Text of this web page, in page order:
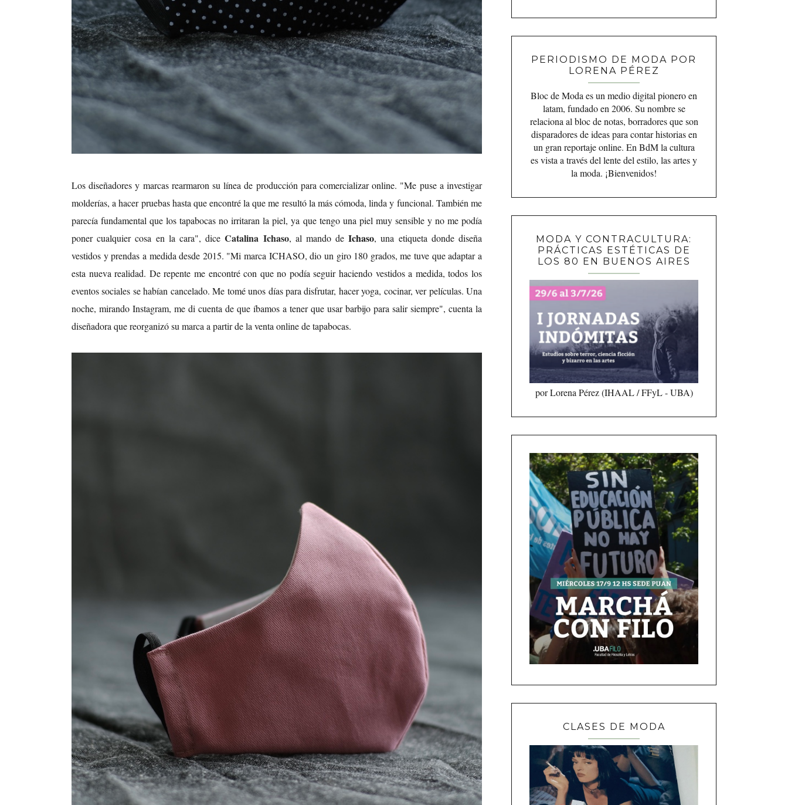
Los diseñadores y marcas rearmaron su línea de producción para comercializar online. "Me puse a investigar
molderías, a hacer pruebas hasta que encontré la que me resultó la más cómoda, linda y funcional. También me
parecía fundamental que los tapabocas no irritaran la piel, ya que tengo una piel muy sensible y no me podía
poner cualquier cosa en la cara", diceCatalina Ichaso, al mando deIchaso, una etiqueta donde diseña
vestidos y prendas a medida desde 2015. "Mi marca ICHASO, dio un giro 180 grados, me tuve que adaptar a
esta nueva realidad. De repente me encontré con que no podía seguir haciendo vestidos a medida, todos los
eventos sociales se habían cancelado. Me tomé unos días para disfrutar, hacer yoga, cocinar, ver películas. Una
noche, mirando Instagram, me di cuenta de que íbamos a tener que usar barbijo para salir siempre", cuenta la
diseñadora que reorganizó su marca a partir de la venta online de tapabocas.
PERIODISMO DE MODA POR
LORENA PÉREZ
Bloc de Moda es un medio digital pionero en
latam, fundado en 2006. Su nombre se
relaciona al bloc de notas, borradores que son
disparadores de ideas para contar historias en
un gran reportaje online. En BdM la cultura
es vista a través del lente del estilo, las artes y
la moda. ¡Bienvenidos!
MODA Y CONTRACULTURA:
PRÁCTICAS ESTÉTICAS DE
LOS 80 EN BUENOS AIRES
por Lorena Pérez (IHAAL / FFyL - UBA)
CLASES DE MODA